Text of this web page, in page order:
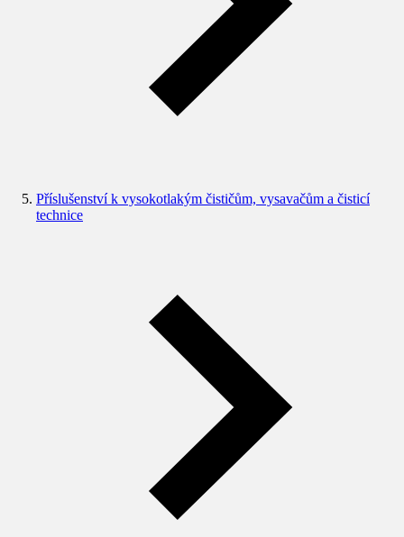
Příslušenství k vysokotlakým čističům, vysavačům a čisticí
technice